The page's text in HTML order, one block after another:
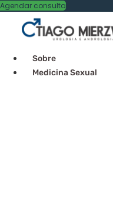
Agendar consulta
Sobre
Medicina Sexual